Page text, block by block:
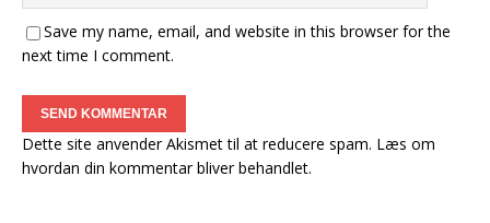
Save my name, email, and website in this browser for the
next time I comment.
Dette site anvender Akismet til at reducere spam. Læs om
hvordan din kommentar bliver behandlet.